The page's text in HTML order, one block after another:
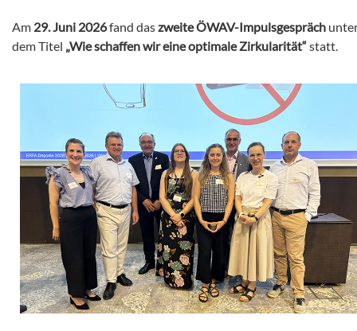
Am 29. Juni 2026fand daszweite ÖWAV-Impulsgespräch
dem Titel „Wie schaffen wir eine optimale Zirkularität“statt.